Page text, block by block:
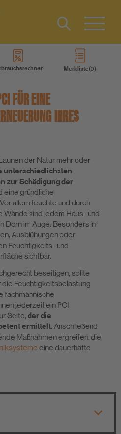
Merkliste
IT
FR
FÜR EINE
IHRES
der Natur mehr oder
unterschiedlichsten
zur Schädigung der
eine gründliche
allem feuchte und durch
Wände sind jedem Haus- und
Dorn im Auge. Besonders in
Ausblühungen oder
Feuchtigkeits- und
sichtbar.
beseitigen, sollte
die Feuchtigkeitsbelastung
fachmännische
jederzeit ein PCI
Seite, der die
ermittelt. Anschließend
Maßnahmen ergreifen, die
eine dauerhafte